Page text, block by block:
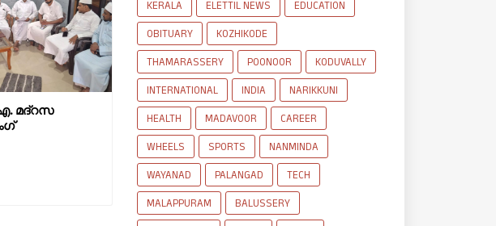
മദ്റസ
KERALA ELETTIL NEWS
EDUCATION
OBITUARY
KOZHIKODE
THAMARASSERY
POONOOR
KODUVALLY
INTERNATIONAL
INDIA
NARIKKUNI
HEALTH
MADAVOOR
CAREER
WHEELS
SPORTS
NANMINDA
WAYANAD
PALANGAD
TECH
MALAPPURAM
BALUSSERY